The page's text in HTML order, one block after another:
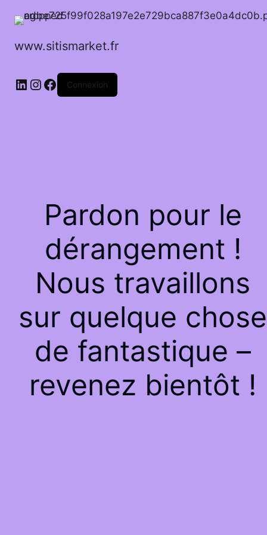
www.sitismarket.fr
LinkedIn
Instagram
Facebook
Connexion
Pardon pour le
dérangement !
Nous travaillons
sur quelque chose
de fantastique –
revenez bientôt !